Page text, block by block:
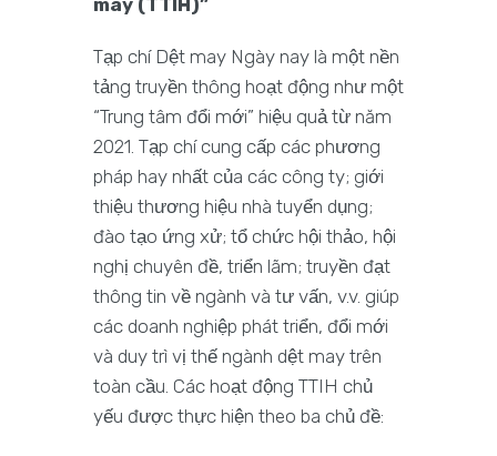
may (TTIH)”
Tạp chí Dệt may Ngày nay là một nền
tảng truyền thông hoạt động như một
“Trung tâm đổi mới” hiệu quả từ năm
2021. Tạp chí cung cấp các phương
pháp hay nhất của các công ty; giới
thiệu thương hiệu nhà tuyển dụng;
đào tạo ứng xử; tổ chức hội thảo, hội
nghị chuyên đề, triển lãm; truyền đạt
thông tin về ngành và tư vấn, v.v. giúp
các doanh nghiệp phát triển, đổi mới
và duy trì vị thế ngành dệt may trên
toàn cầu. Các hoạt động TTIH chủ
yếu được thực hiện theo ba chủ đề: